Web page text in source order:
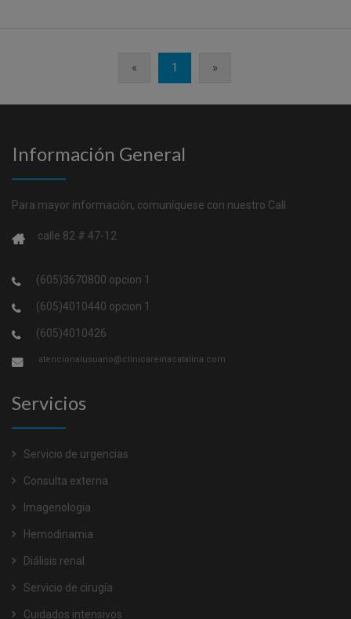
« 1 »
Información General
Para mayor información, comuníquese con nuestro Call
calle 82 # 47-12
(605)3670800 opcion 1
(605)4010440 opcion 1
(605)4010426
atencionalusuario@clinicareinacatalina.com
Servicios
Servicio de urgencias
Consulta externa
Imagenologia
Hemodinamia
Diálisis renal
Servicio de cirugía
Cuidados intensivos